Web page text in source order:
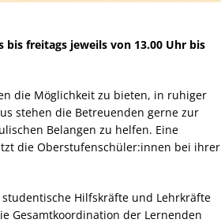
bis freitags jeweils von 13.00 Uhr bis
die Möglichkeit zu bieten, in ruhiger
stehen die Betreuenden gerne zur
Belangen zu helfen. Eine
die Oberstufenschüler:innen bei ihrer
Hilfskräfte und Lehrkräfte
Gesamtkoordination der Lernenden